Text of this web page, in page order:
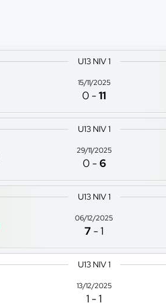
U13 NIV 1
15/11/2025
0 -11
U13 NIV 1
29/11/2025
0 -6
U13 NIV 1
06/12/2025
7 -1
U13 NIV 1
13/12/2025
1 -1